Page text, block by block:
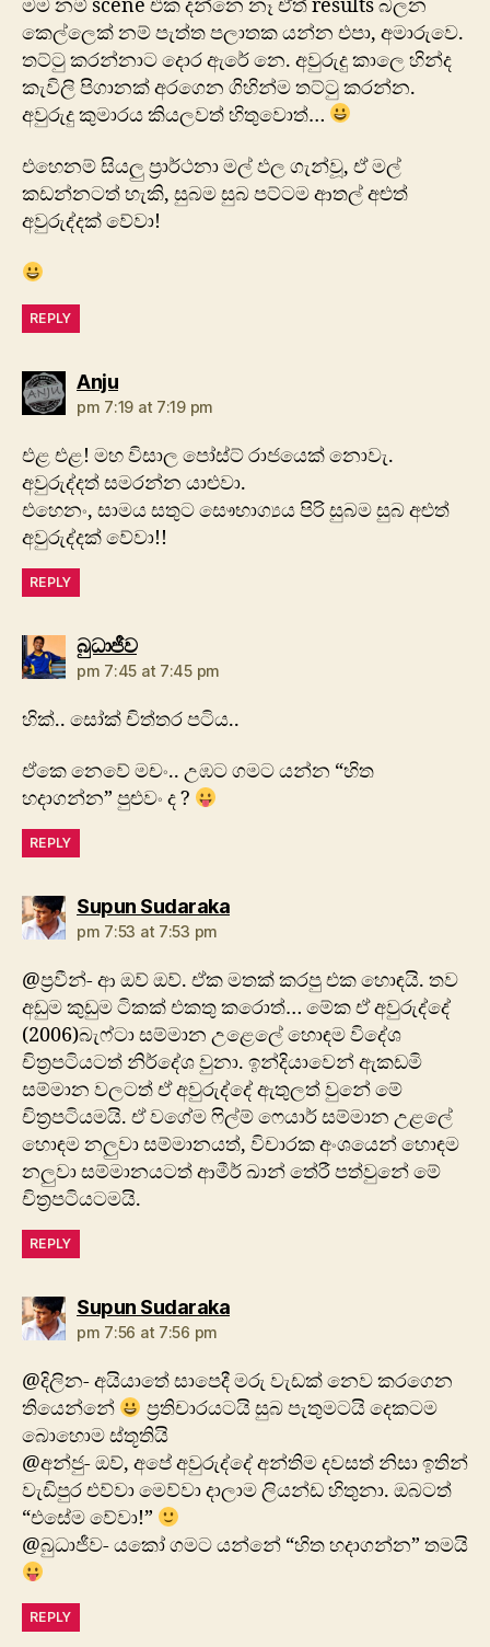
මම නම් scene එක දන්නෙ නෑ ඒත් results බලන
කෙල්ලෙක්‌ නම් පැත්ත පලාතක යන්න එපා, අමාරුවෙ.
තට්‌ටු කරන්නාට දොර ඇරේ නෙ. අවුරුදු කාලෙ හින්ද
කැවිලි පිගානක්‌ අරගෙන ගිහින්ම තට්‌ටු කරන්න.
අවුරුදු කුමාරය කියලවත් හිතුවොත්…
එහෙනම් සියලු ප්‍රාර්ථනා මල් ඵල ගැන්වූ, ඒ මල්
කඩන්නටත් හැකි, සුබම සුබ පට්ටම ආතල් අළුත්
අවුරුද්දක්‌ වේවා!
REPLY
Anjusays:
pm 7:19 at 7:19 pm
එළ එළ! මහ විසාල පෝස්ට් රාජයෙක් නොවැ.
අවුරුද්දත් සමරන්න යාළුවා.
එහෙනං, සාමය සතුට සෞභාග්‍යය පිරි සුබම සුබ අළුත්
අවුරුද්දක් වේවා!!
REPLY
බුධාජීවsays:
pm 7:45 at 7:45 pm
හික්.. සෝක් චිත්‍තර පටිය..
ඒකෙ නෙවේ මචං.. උඹට ගමට යන්න “හිත
හදාගන්න” පුළුවං ද ?
REPLY
Supun Sudarakasays:
pm 7:53 at 7:53 pm
@ප්‍රවීන්- ආ ඔව් ඔව්. ඒක මතක් කරපු එක හොඳයි. තව
අඩුම කුඩුම ටිකක් එකතු කරොත්… මේක ඒ අවුරුද්දේ
(2006)බැ‍ෆ්ටා සම්මාන උළෙලේ හොඳම විදේශ
චිත්‍රපටියටත් නිර්දේශ වුනා. ඉන්දියාවෙන් ඇකඩමි
සම්මාන වලටත් ඒ අවුරුද්දේ ඇතුලත් වුනේ මේ
චිත්‍රපටියමයි. ඒ වගේම ෆිල්ම් ෆෙයාර් සම්මාන උළලේ
හොඳම නලුවා සම්මානයත්, විචාරක අංශයෙන් ‍හොඳම
නලුවා සම්මානයටත් ආමීර් ඛාන් තේරී පත්වුනේ මේ
චිත්‍රපටියටමයි.
REPLY
Supun Sudarakasays:
pm 7:56 at 7:56 pm
@දිලින- අයියාතේ සාපෙදී මරු වැඩක් නෙව කරගෙන
තියෙන්නේ
ප්‍රතිචාරයටයි සුබ පැතුමටයි දෙකටම
බොහොම ස්තූතියි
@අන්ජු- ඔව්, අ‍පේ අවුරුද්දේ අන්තිම දවසත් නිසා ඉතින්
වැඩිපුර එව්වා මෙව්වා දාලාම ලියන්ඩ හිතුනා. ඔබටත්
“එසේම වේවා!”
@බුධාජීව- යකෝ ගමට යන්නේ “හිත හදාගන්න” තමයි
REPLY